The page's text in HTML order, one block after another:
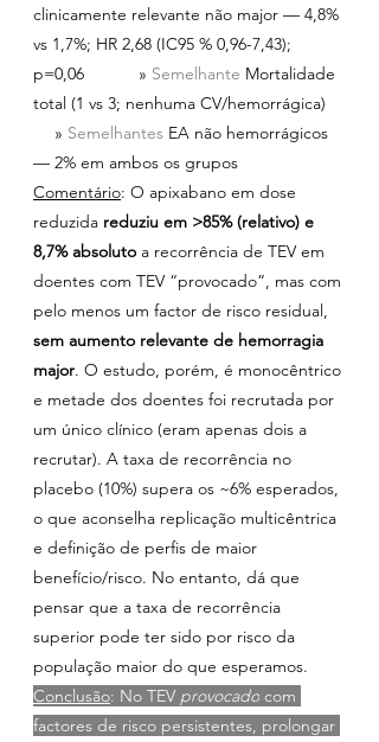
clinicamente relevante não major — 4,8%
vs 1,7%; HR 2,68 (IC95 % 0,96-7,43);
p=0,06         » Semelhante Mortalidade
total (1 vs 3; nenhuma CV/hemorrágica)
» Semelhantes EA não hemorrágicos
— 2% em ambos os grupos
Comentário: O apixabano em dose
reduzida reduziu em >85% (relativo) e
8,7% absoluto a recorrência de TEV em
doentes com TEV “provocado”, mas com
pelo menos um factor de risco residual,
sem aumento relevante de hemorragia
major. O estudo, porém, é monocêntrico
e metade dos doentes foi recrutada por
um único clínico (eram apenas dois a
recrutar). A taxa de recorrência no
placebo (10%) supera os ~6% esperados,
o que aconselha replicação multicêntrica
e definição de perfis de maior
benefício/risco. No entanto, dá que
pensar que a taxa de recorrência
superior pode ter sido por risco da
população maior do que esperamos.
Conclusão: No TEV provocado com
factores de risco persistentes, prolongar